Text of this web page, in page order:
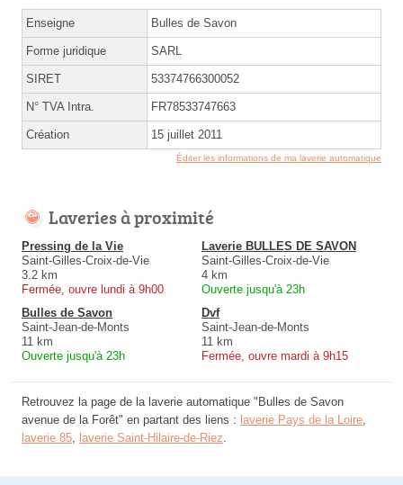
Enseigne Bulles de Savon
Forme juridique SARL
SIRET 53374766300052
N° TVA Intra. FR78533747663
Création 15 juillet 2011
Éditer les informations de ma laverie automatique
Laveries à proximité
Pressing de la Vie
Saint-Gilles-Croix-de-Vie
3.2 km
Fermée, ouvre lundi à 9h00
Laverie BULLES DE SAVON
Saint-Gilles-Croix-de-Vie
4 km
Ouverte jusqu'à 23h
Bulles de Savon
Saint-Jean-de-Monts
11 km
Ouverte jusqu'à 23h
Dvf
Saint-Jean-de-Monts
11 km
Fermée, ouvre mardi à 9h15
Retrouvez la page de la laverie automatique "Bulles de Savon
avenue de la Forêt" en partant des liens : laverie Pays de la Loire
laverie 85
laverie Saint-Hilaire-de-Riez